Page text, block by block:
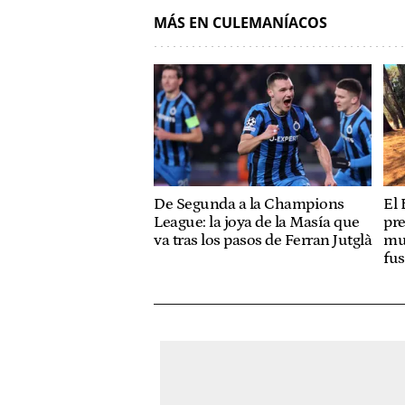
MÁS EN CULEMANÍACOS
De Segunda a la Champions
League: la joya de la Masía que
va tras los pasos de Ferran Jutglà
El